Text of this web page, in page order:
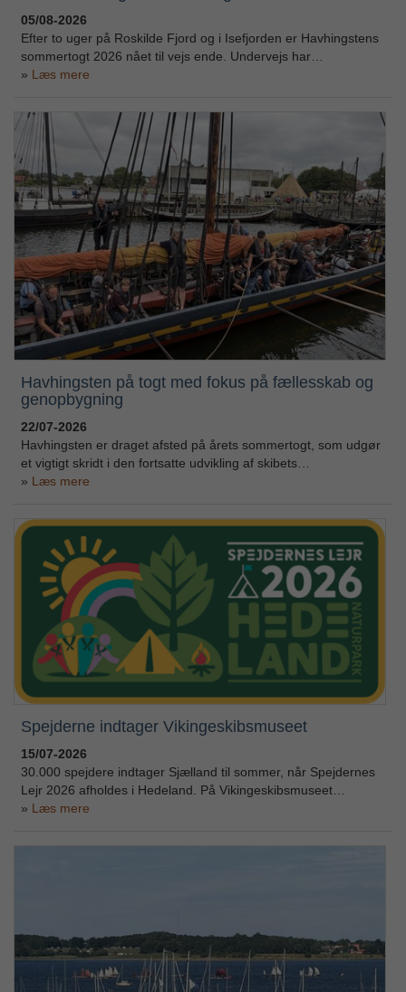
05/08-2026
Efter to uger på Roskilde Fjord og i Isefjorden er Havhingstens
sommertogt 2026 nået til vejs ende. Undervejs har…
Læs mere
Havhingsten på togt med fokus på fællesskab og
genopbygning
22/07-2026
Havhingsten er draget afsted på årets sommertogt, som udgør
et vigtigt skridt i den fortsatte udvikling af skibets…
Læs mere
Spejderne indtager Vikingeskibsmuseet
15/07-2026
30.000 spejdere indtager Sjælland til sommer, når Spejdernes
Lejr 2026 afholdes i Hedeland. På Vikingeskibsmuseet…
Læs mere